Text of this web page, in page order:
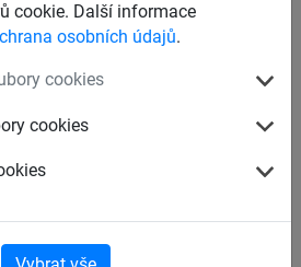
cookie. Další informace
osobních údajů.
cookies
cookies
ostatní sporty Sítě pro atletiku
k vytažení